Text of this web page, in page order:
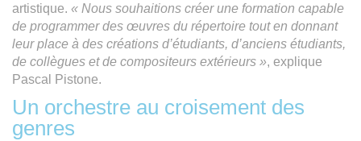
artistique. « Nous souhaitions créer une formation capable
de programmer des œuvres du répertoire tout en donnant
leur place à des créations d’étudiants, d’anciens étudiants,
de collègues et de compositeurs extérieurs », explique
Pascal Pistone.
Un orchestre au croisement des
genres